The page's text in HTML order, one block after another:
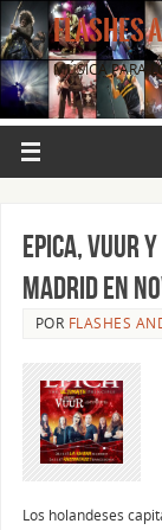
FLASHES
MÚSICA PARA
Epica, Vuur
Madrid en
POR FLASHES
Los holandeses